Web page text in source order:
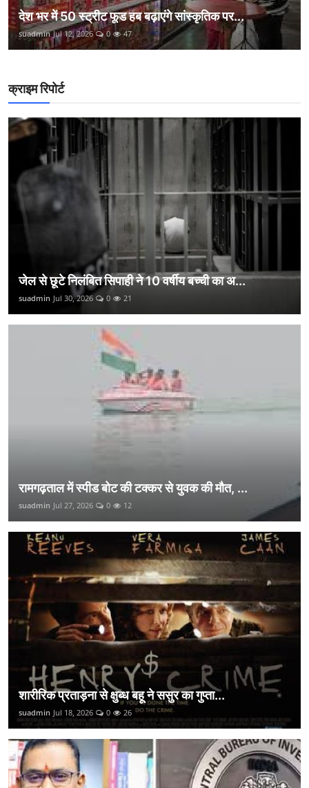
देश भर में 50 स्ट्रीट फूड हब बढ़ाएंगे सांस्कृतिक पर...
suadmin Jul 12, 2026 0 47
क्राइम रिपोर्ट
जेल से छूटे निलंबित सिपाही ने 10 वर्षीय बच्ची का अ...
suadmin Jul 30, 2026 0 21
रामगढ़ताल में स्पीड बोट की टक्कर से युवक की मौत, ...
suadmin Jul 27, 2026 0 12
शारीरिक प्रताड़ना से क्षुब्ध बहू ने ससुर का गुप्ता...
suadmin Jul 18, 2026 0 26